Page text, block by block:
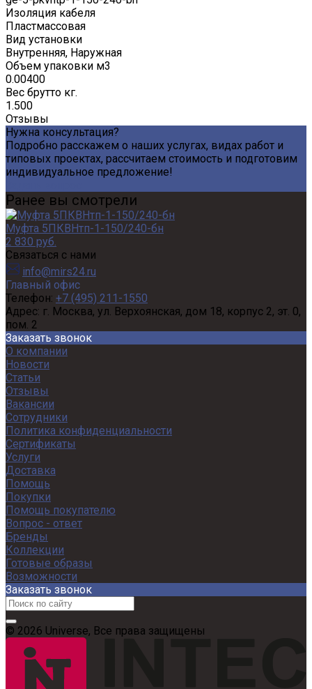
Изоляция кабеля
Пластмассовая
Вид установки
Внутренняя, Наружная
Объем упаковки м3
0.00400
Вес брутто кг.
1.500
Отзывы
Нужна консультация?
Подробно расскажем о наших услугах, видах работ и
типовых проектах, рассчитаем стоимость и подготовим
индивидуальное предложение!
Ранее вы смотрели
Муфта 5ПКВНтп-1-150/240-бн
2 830 руб.
Связаться с нами
info@mirs24.ru
Главный офис
Телефон: +7 (495) 211-1550
Адрес: г. Москва, ул. Верхоянская, дом 18, корпус 2, эт. 0,
пом. 2
Заказать звонок
О компании
Новости
Статьи
Отзывы
Вакансии
Сотрудники
Политика конфиденциальности
Сертификаты
Услуги
Доставка
Помощь
Покупки
Помощь покупателю
Вопрос - ответ
Бренды
Коллекции
Готовые образы
Возможности
Заказать звонок
© 2026 Universe, Все права защищены